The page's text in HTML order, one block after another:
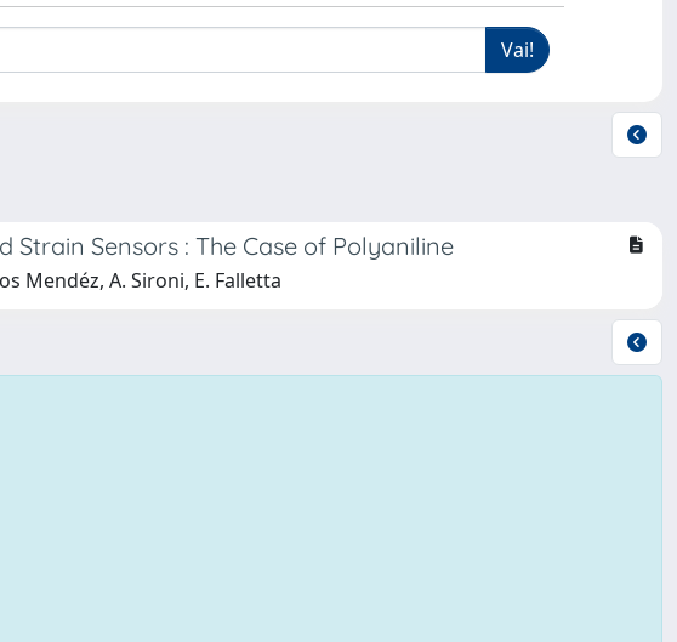
Strain Sensors : The Case of Polyaniline
Mendéz, A. Sironi, E. Falletta